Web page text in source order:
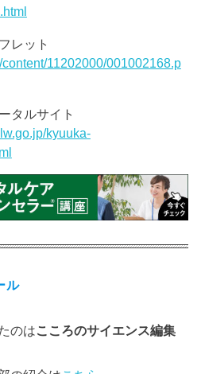
レット
11202000/001002168.p
タルサイト
kyuuka-
ル
のはこころのサイエンス編集